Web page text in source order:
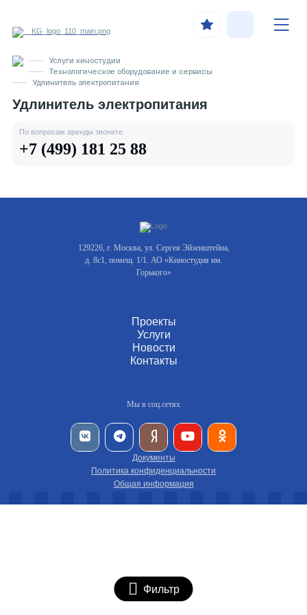
Услуги киностудии
Технологическое оборудование и сервисы
Удлинитель электропитания
Удлинитель электропитания
По вопросам аренды звоните
+7 (499) 181 25 88
Фильтр
129226, г. Москва, ул. Сергея Эйзенштейна,
д. 8с1, помещ. 1/1. АО «Киностудия им.
Горького»
Проекты
Услуги
Новости
Контакты
Мы в соц.сетях
Документы
Политика конфиденциальности
Общая информация